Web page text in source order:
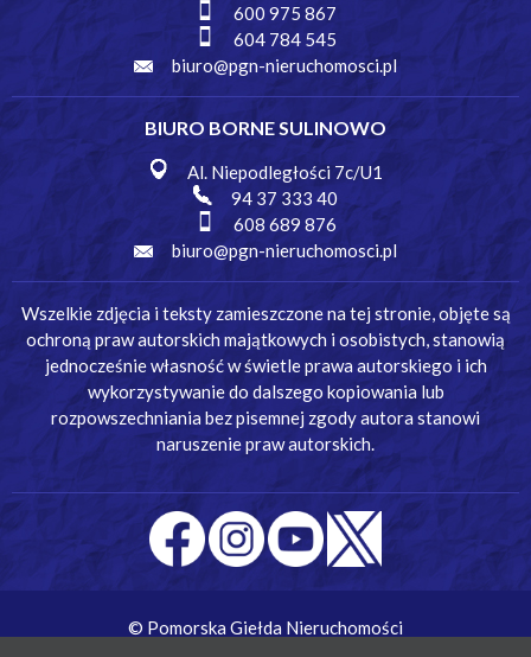
600 975 867
604 784 545
biuro@pgn-nieruchomosci.pl
BIURO BORNE SULINOWO
Al. Niepodległości 7c/U1
94 37 333 40
608 689 876
biuro@pgn-nieruchomosci.pl
Wszelkie zdjęcia i teksty zamieszczone na tej stronie, objęte są
ochroną praw autorskich majątkowych i osobistych, stanowią
jednocześnie własność w świetle prawa autorskiego i ich
wykorzystywanie do dalszego kopiowania lub
rozpowszechniania bez pisemnej zgody autora stanowi
naruszenie praw autorskich.
© Pomorska Giełda Nieruchomości